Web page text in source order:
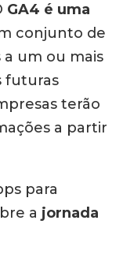
GA4 é uma
conjunto de
a um ou mais
futuras
terão
a partir
para
a jornada